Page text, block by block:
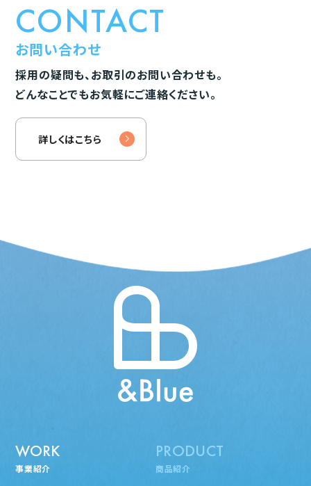
CONTACT
お問い合わせ
採用の疑問も、お取引のお問い合わせも。
どんなことでもお気軽にご連絡ください。
詳しくはこちら
WORK
事業紹介
PRODUCT
商品紹介